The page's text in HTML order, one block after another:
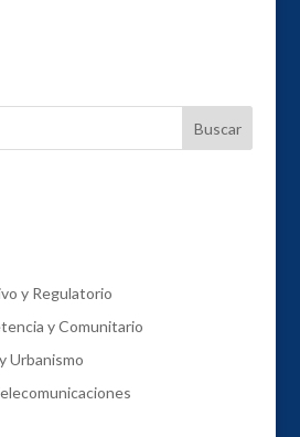
y Regulatorio
y Comunitario
Urbanismo